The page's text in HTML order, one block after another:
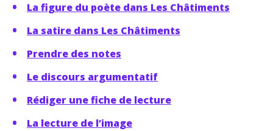
La figure du poète dans Les Châtiments
La satire dans Les Châtiments
Prendre des notes
Le discours argumentatif
Rédiger une fiche de lecture
La lecture de l’image